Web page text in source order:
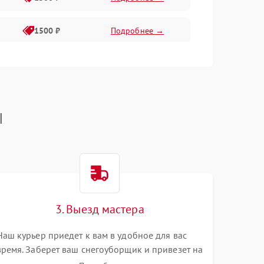
1500 ₽ Подробнее →
1000 ₽ Подробнее →
1000 ₽ Подробнее →
3. Выезд мастера
курьер приедет к вам в удобное для вас
Заберет ваш снегоуборщик и привезет на